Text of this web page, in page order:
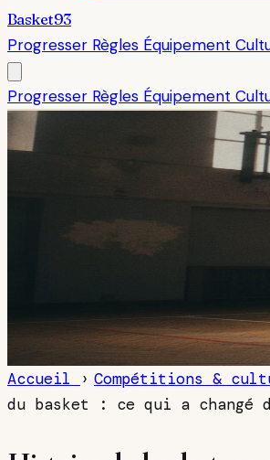
Basket93
Progresser Règles Équipement
Progresser Règles Équipement
Accueil › Compétitions &
du basket : ce qui a changé